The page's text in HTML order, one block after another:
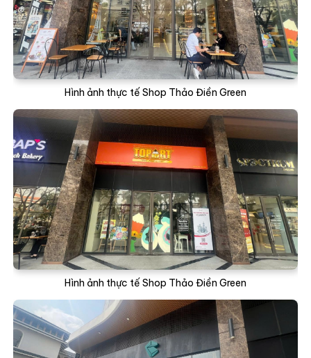
Hình ảnh thực tế Shop Thảo Điền Green
Hình ảnh thực tế Shop Thảo Điền Green